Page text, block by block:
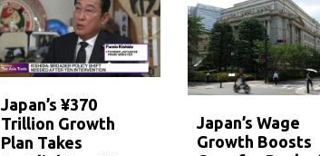
Japan’s ¥370
Trillion Growth
Plan Takes
Japan’s Wage
Growth Boosts